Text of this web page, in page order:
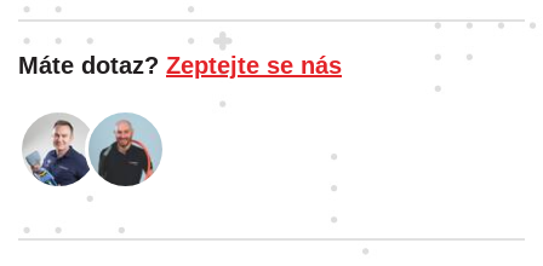
Máte dotaz? Zeptejte se nás